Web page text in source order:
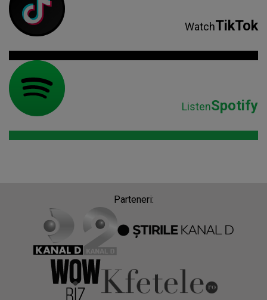
WatchTikTok
ListenSpotify
Parteneri: